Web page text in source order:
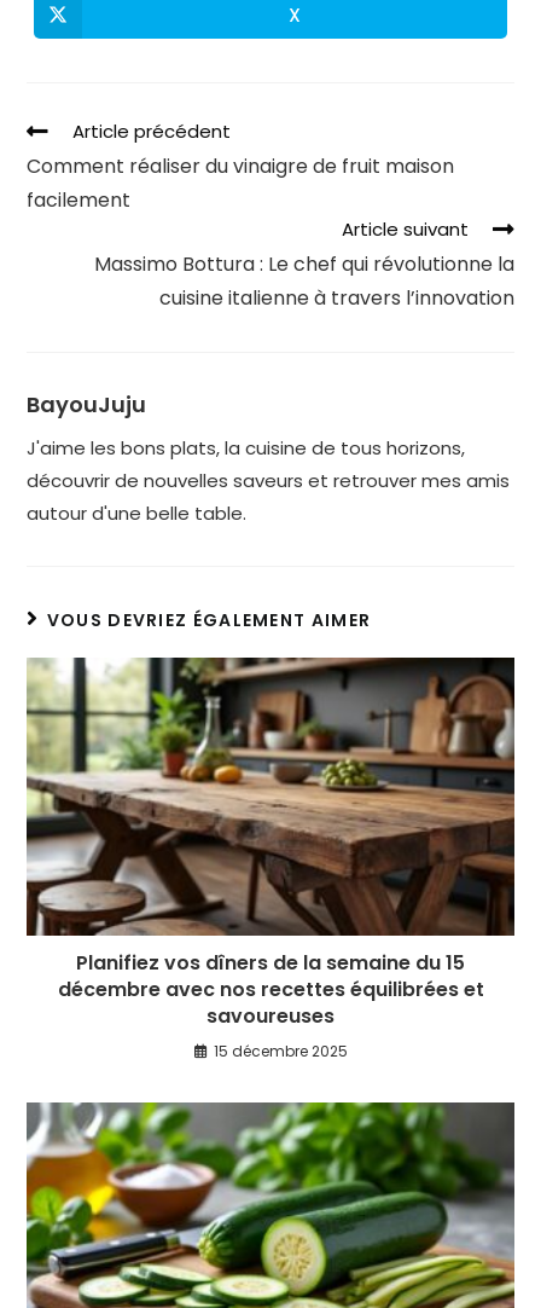
X
Article précédent
Comment réaliser du vinaigre de fruit maison
facilement
Article suivant
Massimo Bottura : Le chef qui révolutionne la
cuisine italienne à travers l’innovation
BayouJuju
J'aime les bons plats, la cuisine de tous horizons,
découvrir de nouvelles saveurs et retrouver mes amis
autour d'une belle table.
VOUS DEVRIEZ ÉGALEMENT AIMER
Planifiez vos dîners de la semaine du 15
décembre avec nos recettes équilibrées et
savoureuses
15 décembre 2025